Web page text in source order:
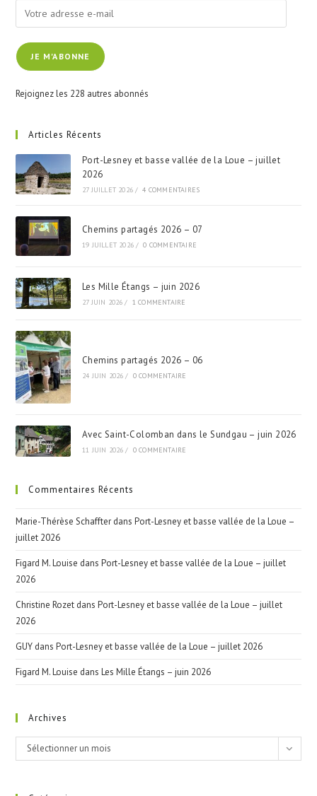
Votre
adresse
e-
mailJE M'ABONNE
Rejoignez les 228 autres abonnés
Articles Récents
Port-Lesney et basse vallée de la Loue – juillet
2026
27 JUILLET 2026 / 4 COMMENTAIRES
Chemins partagés 2026 – 07
19 JUILLET 2026 / 0 COMMENTAIRE
Les Mille Étangs – juin 2026
27 JUIN 2026 / 1 COMMENTAIRE
Chemins partagés 2026 – 06
24 JUIN 2026 / 0 COMMENTAIRE
Avec Saint-Colomban dans le Sundgau – juin 2026
11 JUIN 2026 / 0 COMMENTAIRE
Commentaires Récents
Marie-Thérèse Schaffter dansPort-Lesney et basse vallée de la Loue –
juillet 2026
Figard M. Louise dansPort-Lesney et basse vallée de la Loue – juillet
2026
Christine Rozet dansPort-Lesney et basse vallée de la Loue – juillet
2026
GUY dansPort-Lesney et basse vallée de la Loue – juillet 2026
Figard M. Louise dansLes Mille Étangs – juin 2026
Archives
Archives
Sélectionner un mois